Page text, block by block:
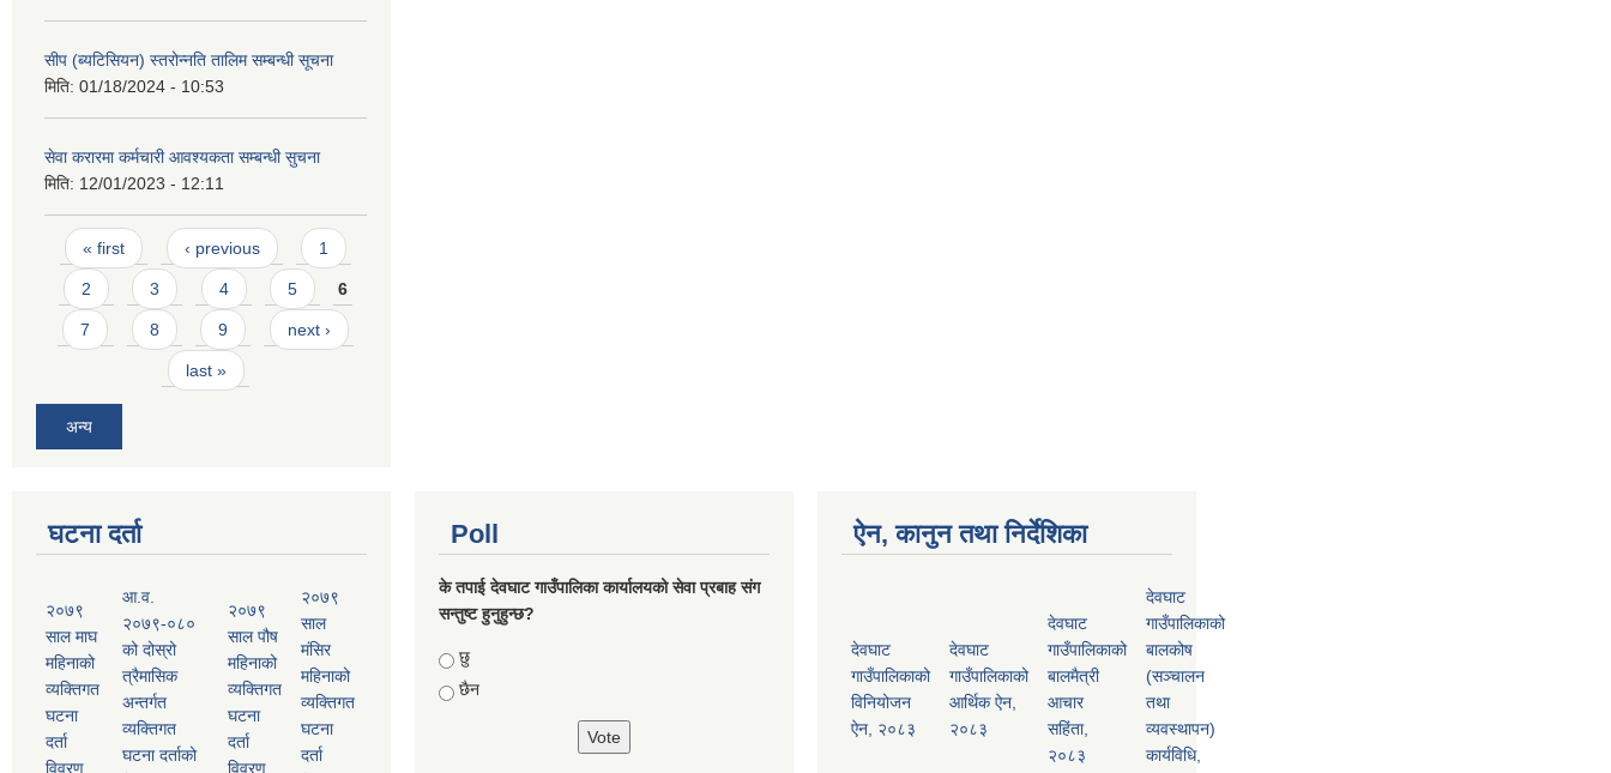
सीप (ब्यटिसियन) स्तरोन्नति तालिम सम्बन्धी सूचना
मिति: 01/18/2024 - 10:53
सेवा करारमा कर्मचारी आवश्यकता सम्बन्धी सुचना
मिति: 12/01/2023 - 12:11
Pages
« first ‹ previous 1
2 3 4 5 6
7 8 9 next ›
last »
अन्य
घटना दर्ता
२०७९
साल माघ
महिनाको
व्यक्तिगत
घटना
दर्ता
विवरण
आ.व.
२०७९-०८०
को दोस्रो
त्रैमासिक
अन्तर्गत
व्यक्तिगत
घटना दर्ताको
२०७९
साल पौष
महिनाको
व्यक्तिगत
घटना
दर्ता
विवरण
२०७९
साल
मंसिर
महिनाको
व्यक्तिगत
घटना
दर्ता
Poll
के तपाई देवघाट गाउँपालिका कार्यालयको सेवा प्रबाह संग
सन्तुष्ट हुनुहुन्छ?
Choices
छु
छैन
ऐन, कानुन तथा निर्देशिका
देवघाट
गाउँपालिकाको
विनियोजन
ऐन, २०८३
देवघाट
गाउँपालिकाको
आर्थिक ऐन,
२०८३
देवघाट
गाउँपालिकाको
बालमैत्री
आचार
सहिंता,
२०८३
देवघाट
गाउँपालिकाको
बालकोष
(सञ्चालन
तथा
व्यवस्थापन)
कार्यविधि,